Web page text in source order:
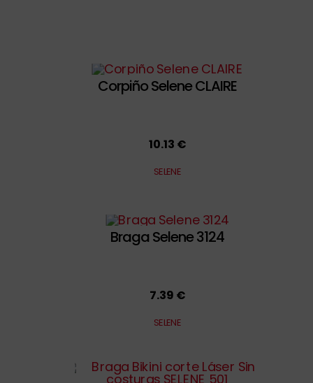
Corpiño Selene CLAIRE
10.13 €
SELENE
Braga Selene 3124
7.39 €
SELENE